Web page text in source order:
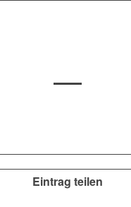
Eintrag teilen